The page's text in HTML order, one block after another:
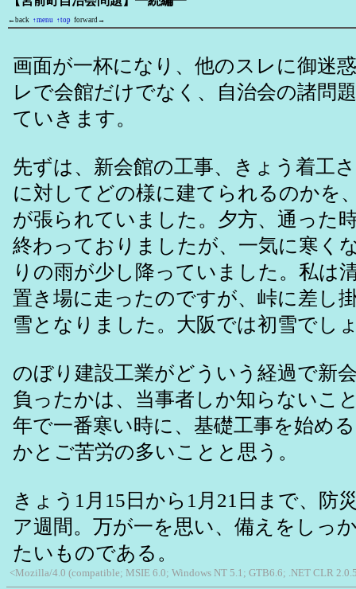
←back ↑menu ↑top forward→
画面が一杯になり、他のスレに御迷
レで会館だけでなく、自治会の諸問
ていきます。
先ずは、新会館の工事、きょう着工
に対してどの様に建てられるのかを
が張られていました。夕方、通った
終わっておりましたが、一気に寒く
りの雨が少し降っていました。私は
置き場に走ったのですが、峠に差し
雪となりました。大阪では初雪でし
のぼり建設工業がどういう経過で新
負ったかは、当事者しか知らないこ
年で一番寒い時に、基礎工事を始め
かとご苦労の多いことと思う。
きょう1月15日から1月21日まで、防
ア週間。万が一を思い、備えをしっ
たいものである。
<Mozilla/4.0 (compatible; MSIE 6.0; Windows NT 5.1; GTB6.6; .NET CLR